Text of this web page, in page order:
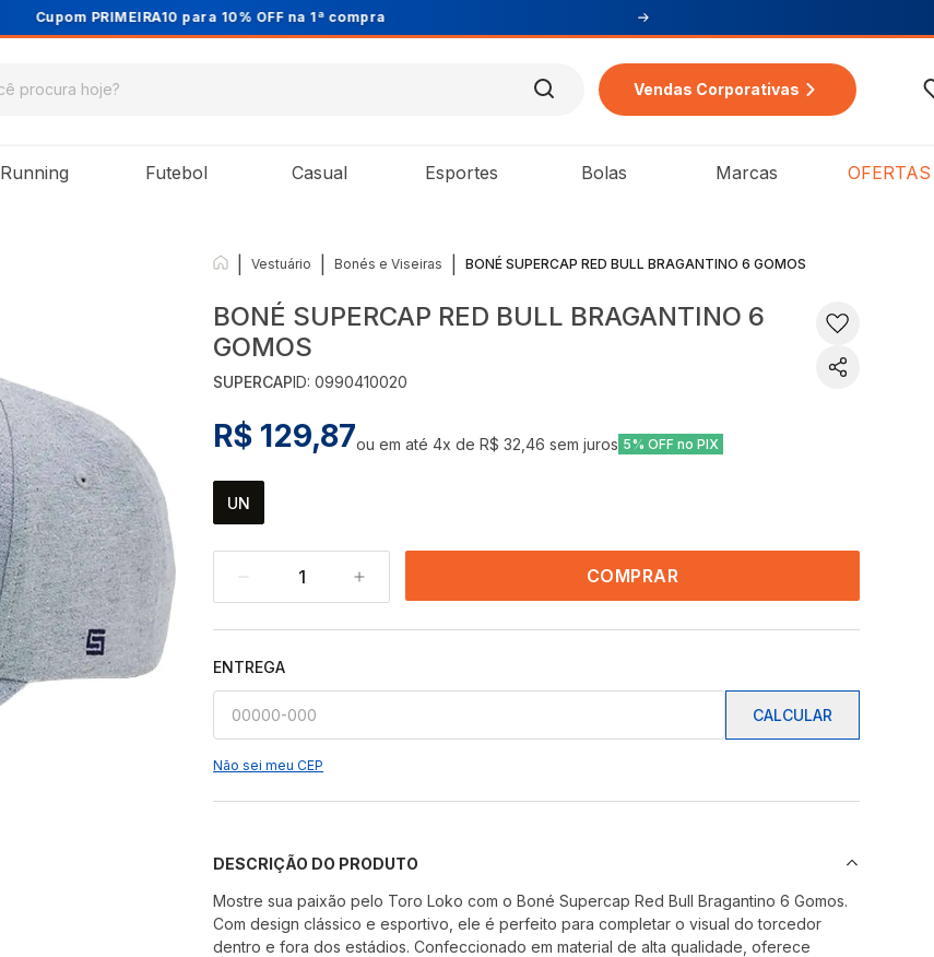
Cupom PRIMEIRA10 para 10% OFF na 1ª compra
Vendas Corporativas
Running Futebol Casual Esportes Bolas Marcas OFERTAS
Vestuário Bonés e Viseiras BONÉ SUPERCAP RED BULL BRAGANTINO 6 GOMOS
BONÉ SUPERCAP RED BULL BRAGANTINO 6
GOMOS
SUPERCAPID:0990410020
R$ 129,87ou em até4x deR$ 32,46 sem juros 5% OFF no PIX
UN
1 COMPRAR
ENTREGA
CALCULAR
Não sei meu CEP
DESCRIÇÃO DO PRODUTO
Mostre sua paixão pelo Toro Loko com o Boné Supercap Red Bull Bragantino 6 Gomos.
Com design clássico e esportivo, ele é perfeito para completar o visual do torcedor
dentro e fora dos estádios. Confeccionado em material de alta qualidade, oferece